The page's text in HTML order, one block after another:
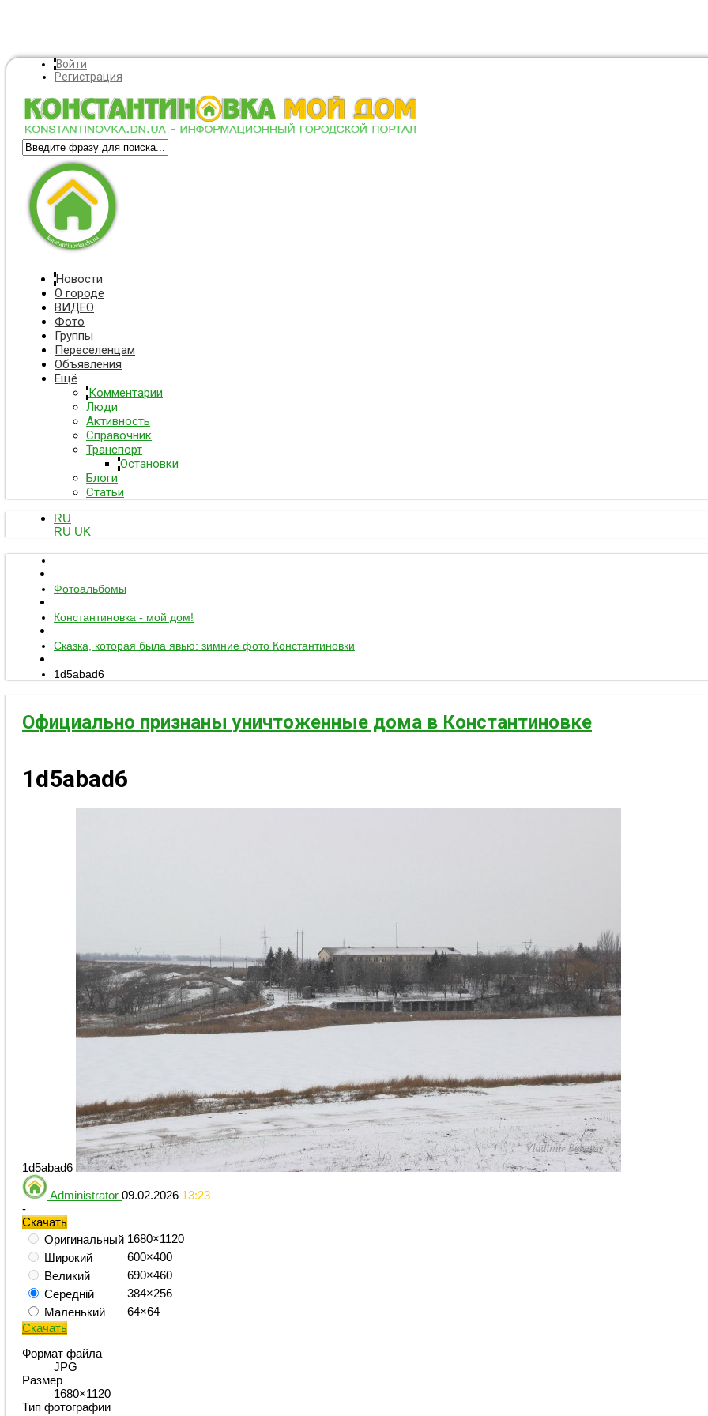
Войти
Регистрация
Новости
О городе
ВИДЕО
Фото
Группы
Переселенцам
Объявления
Ещё
Комментарии
Люди
Активность
Справочник
Транспорт
Остановки
Блоги
Статьи
RU
RU UK
Фотоальбомы
Константиновка - мой дом!
Сказка, которая была явью: зимние фото Константиновки
1d5abad6
Официально признаны уничтоженные дома в Константиновке
1d5abad6
1d5abad6
Administrator 09.02.2026 13:23
-
Скачать
Оригинальный 1680×1120
Широкий
600×400
Великий
690×460
Середній
384×256
Маленький
64×64
Скачать
Формат файла
JPG
Размер
1680×1120
Тип фотографии